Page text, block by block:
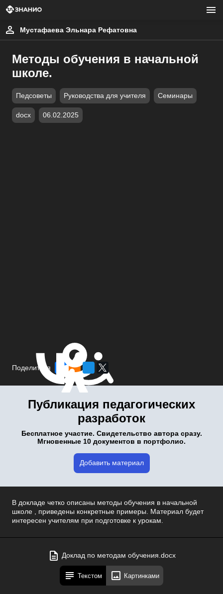
Мустафаева Эльнара Рефатовна
Методы обучения в начальной
школе.
Педсоветы Руководства для учителя Семинары
docx 06.02.2025
Поделиться
Публикация педагогических
разработок
Бесплатное участие. Свидетельство автора сразу.
Мгновенные 10 документов в портфолио.
Добавить материал
В докладе четко описаны методы обучения в начальной
школе , приведены конкретные примеры. Материал будет
интересен учителям при подготовке к урокам.
Доклад по методам обучения.docx
Текстом Картинками